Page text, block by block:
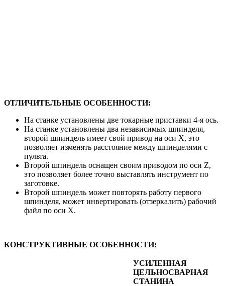
ОТЛИЧИТЕЛЬНЫЕ ОСОБЕННОСТИ:
На станке установлены две токарные приставки 4-я ось.
На станке установлены два независимых шпинделя,
второй шпиндель имеет свой привод на оси X, это
позволяет изменять расстояние между шпинделями с
пульта.
Второй шпиндель оснащен своим приводом по оси Z,
это позволяет более точно выставлять инструмент по
заготовке.
Второй шпиндель может повторять работу первого
шпинделя, может инвертировать (отзеркалить) рабочий
файл по оси X.
КОНСТРУКТИВНЫЕ ОСОБЕННОСТИ:
УСИЛЕННАЯ
ЦЕЛЬНОСВАРНАЯ
СТАНИНА